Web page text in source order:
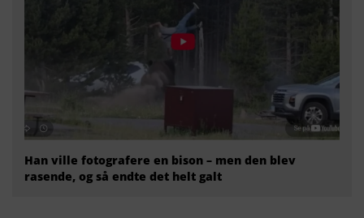
Han ville fotografere en bison – men den blev
rasende, og så endte det helt galt